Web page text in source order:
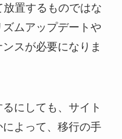
置するものではな
ムアップデートや
スが必要になりま
にしても、サイト
よって、移行の手